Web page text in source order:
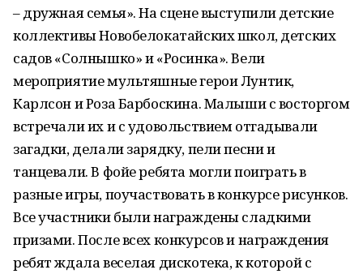
– дружная семья». На сцене выступили детские
коллективы Новобелокатайских школ, детских
садов «Солнышко» и «Росинка». Вели
мероприятие мультяшные герои Лунтик,
Карлсон и Роза Барбоскина. Малыши с восторгом
встречали их и с удовольствием отгадывали
загадки, делали зарядку, пели песни и
танцевали. В фойе ребята могли поиграть в
разные игры, поучаствовать в конкурсе рисунков.
Все участники были награждены сладкими
призами. После всех конкурсов и награждения
ребят ждала веселая дискотека, к которой с